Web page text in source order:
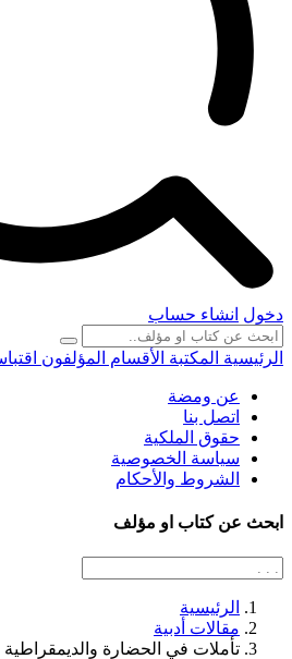
دخول انشاء حساب
الرئيسية المكتبة الأقسام المؤلفون
عن ومضة
اتصل بنا
حقوق الملكية
سياسة الخصوصية
الشروط والأحكام
ابحث عن كتاب او مؤلف
الرئيسية
مقالات أدبية
تأملات في الحضارة والديمقراطية